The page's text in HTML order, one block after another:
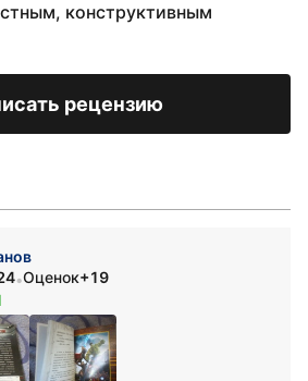
конструктивным
рецензию
•Оценок+19